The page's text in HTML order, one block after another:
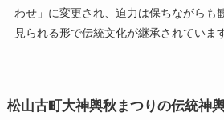
わせ」に変更され、迫力は保ちながらも
見られる形で伝統文化が継承されています
松山古町大神輿秋まつりの伝統神